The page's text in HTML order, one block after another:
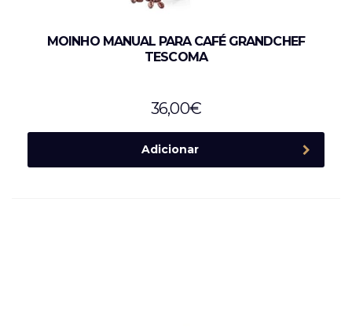
MOINHO MANUAL PARA CAFÉ GRANDCHEF
TESCOMA
36,00€
Adicionar